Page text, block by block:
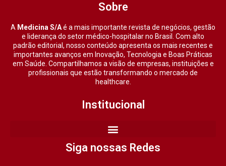
Sobre
A Medicina S/Aé a mais importante revista de negócios, gestão
e liderança do setor médico-hospitalar no Brasil. Com alto
padrão editorial, nosso conteúdo apresenta os mais recentes e
importantes avanços em Inovação, Tecnologia e Boas Práticas
em Saúde. Compartilhamos a visão de empresas, instituições e
profissionais que estão transformando o mercado de
healthcare.
Institucional
Siga nossas Redes